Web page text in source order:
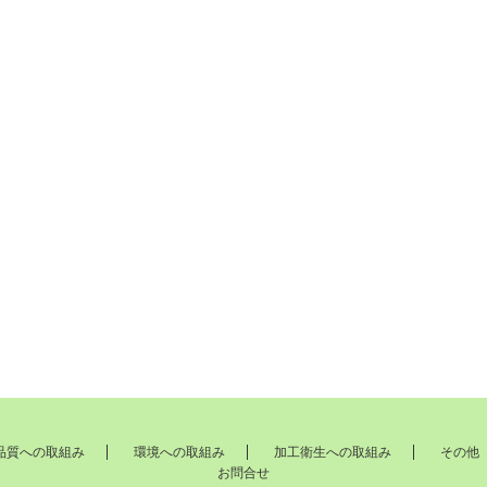
質への取組み 環境への取組み 加工衛生への取組み その他
お問合せ